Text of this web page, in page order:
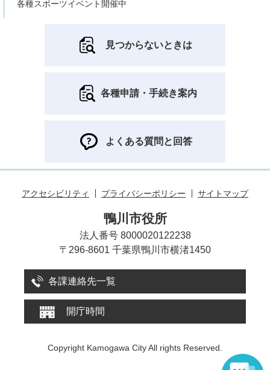
各種スポーツイベント開催中
見つからないときは
各種申請・手続き案内
よくある質問と回答
アクセシビリティ プライバシーポリシー サイトマップ
鴨川市役所
法人番号 8000020122238
〒296-8601 千葉県鴨川市横渚1450
各課連絡先一覧
開庁時間
Copyright Kamogawa City All rights Reserved.